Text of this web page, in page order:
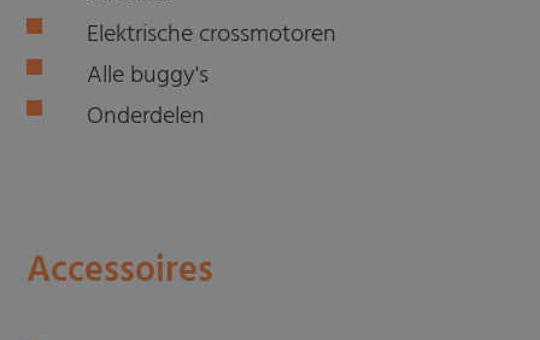
Elektrische crossmotoren
Alle buggy's
Onderdelen
Accessoires